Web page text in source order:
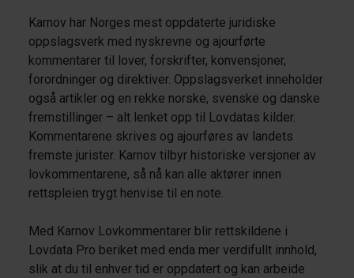
Karnov har Norges mest oppdaterte juridiske
oppslagsverk med nyskrevne og ajourførte
kommentarer til lover, forskrifter, konvensjoner,
forordninger og direktiver. Oppslagsverket inneholder
også artikler og en rekke norske, svenske og danske
fremstillinger – alt lenket opp til Lovdatas kilder.
Kommentarene skrives og ajourføres av landets
fremste jurister. Karnov tilbyr historiske versjoner av
lovkommentarene, så nå kan alle aktører innen
rettspleien trygt henvise til en note.
Med Karnov Lovkommentarer blir rettskildene i
Lovdata Pro beriket med enda mer verdifullt innhold,
slik at du til enhver tid er oppdatert og kan arbeide